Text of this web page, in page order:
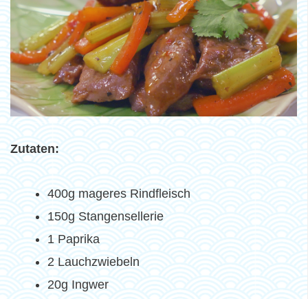
Zutaten:
400g mageres Rindfleisch
150g Stangensellerie
1 Paprika
2 Lauchzwiebeln
20g Ingwer